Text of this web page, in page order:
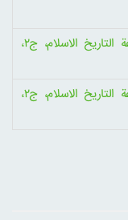
یوسفی غروی، محمد هادی، موسوعة التاریخ الاسلام، ج۲،
یوسفی غروی، محمد هادی، موسوعة التاریخ الاسلام، ج۲،